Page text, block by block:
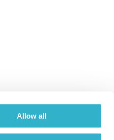
Allow all